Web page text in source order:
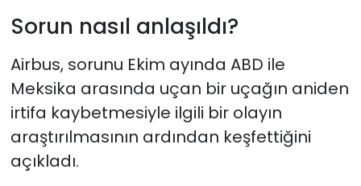
Sorun nasıl anlaşıldı?
Airbus, sorunu Ekim ayında ABD ile
Meksika arasında uçan bir uçağın aniden
irtifa kaybetmesiyle ilgili bir olayın
araştırılmasının ardından keşfettiğini
açıkladı.